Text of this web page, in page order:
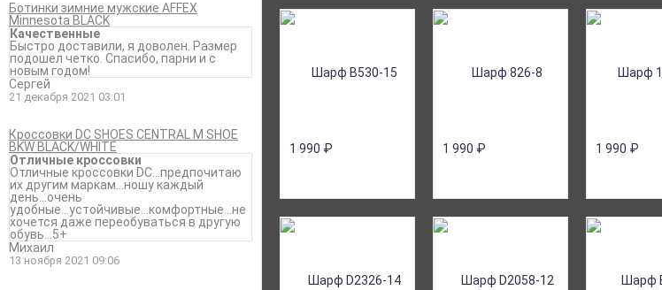
Ботинки зимние мужские AFFEX
Minnesota BLACK
Качественные
Быстро доставили, я доволен. Размер
подошел четко. Спасибо, парни и с
новым годом!
Сергей
21 декабря 2021 03:01
Кроссовки DC SHOES CENTRAL M SHOE
BKW BLACK/WHITE
Отличные кроссовки
Отличные кроссовки DC...предпочитаю
их другим маркам...ношу каждый
день...очень
удобные...устойчивые...комфортные...не
хочется даже переобуваться в другую
обувь...5+
Михаил
13 ноября 2021 09:06
1 990 ₽ 1 990 ₽ 1 990 ₽